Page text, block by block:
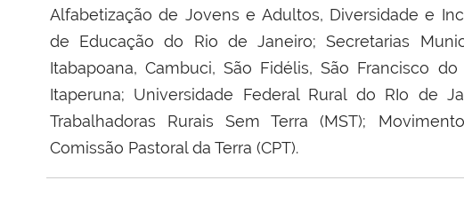
Alfabetização de Jovens e Adultos, Diversidade e
de Educação do Rio de Janeiro; Secretarias
Itabapoana, Cambuci, São Fidélis, São Francisco
Itaperuna; Universidade Federal Rural do RIo de
Trabalhadoras Rurais Sem Terra (MST);
Comissão Pastoral da Terra (CPT).